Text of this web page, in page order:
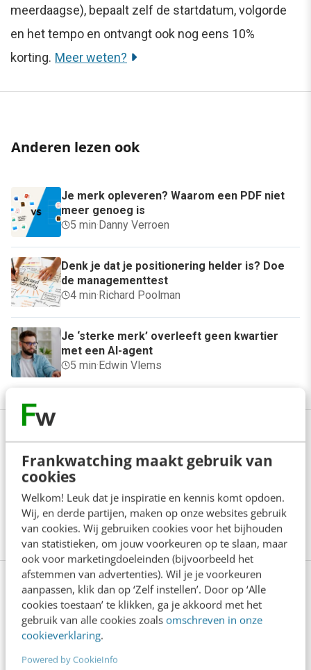
Frankwatching maakt gebruik van
cookies
Welkom! Leuk dat je inspiratie en kennis komt opdoen.
Wij, en derde partijen, maken op onze websites gebruik
van cookies. Wij gebruiken cookies voor het bijhouden
van statistieken, om jouw voorkeuren op te slaan, maar
ook voor marketingdoeleinden (bijvoorbeeld het
afstemmen van advertenties). Wil je je voorkeuren
aanpassen, klik dan op ‘Zelf instellen’. Door op ‘Alle
cookies toestaan’ te klikken, ga je akkoord met het
gebruik van alle cookies zoals omschreven in onze
cookieverklaring.
Powered by CookieInfo
meerdaagse), bepaalt zelf de startdatum, volgorde
en het tempo en ontvangt ook nog eens 10%
korting. Meer weten?
Anderen lezen ook
Je merk opleveren? Waarom een PDF niet
meer genoeg is
5 min·Danny Verroen
Denk je dat je positionering helder is? Doe
de managementtest
4 min·Richard Poolman
Je ‘sterke merk’ overleeft geen kwartier
met een AI-agent
5 min·Edwin Vlems
Bekijk deze topics of volg ze via een
NieuwsAlert
Nederland Onderzoek
Online marketing Tech
Lees 11 reacties Delen